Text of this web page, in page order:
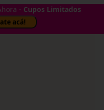
- Cupos Limitados
acá!